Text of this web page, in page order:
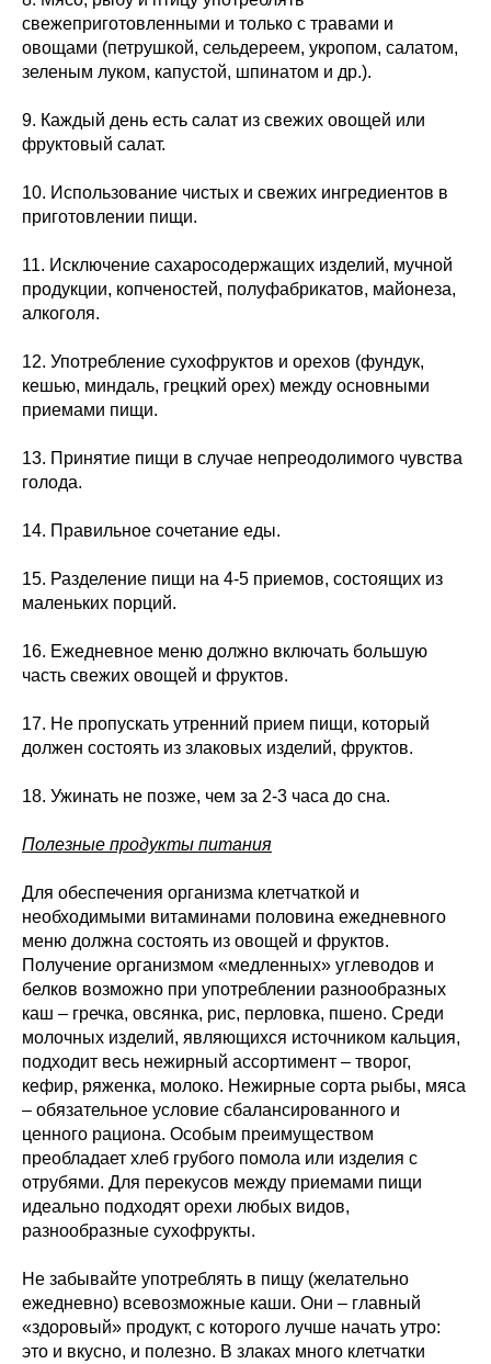
свежеприготовленными и только с травами и
овощами (петрушкой, сельдереем, укропом, салатом,
зеленым луком, капустой, шпинатом и др.).
9. Каждый день есть салат из свежих овощей или
фруктовый салат.
10. Использование чистых и свежих ингредиентов в
приготовлении пищи.
11. Исключение сахаросодержащих изделий, мучной
продукции, копченостей, полуфабрикатов, майонеза,
алкоголя.
12. Употребление сухофруктов и орехов (фундук,
кешью, миндаль, грецкий орех) между основными
приемами пищи.
13. Принятие пищи в случае непреодолимого чувства
голода.
14. Правильное сочетание еды.
15. Разделение пищи на 4-5 приемов, состоящих из
маленьких порций.
16. Ежедневное меню должно включать большую
часть свежих овощей и фруктов.
17. Не пропускать утренний прием пищи, который
должен состоять из злаковых изделий, фруктов.
18. Ужинать не позже, чем за 2-3 часа до сна.
Полезные продукты питания
Для обеспечения организма клетчаткой и
необходимыми витаминами половина ежедневного
меню должна состоять из овощей и фруктов.
Получение организмом «медленных» углеводов и
белков возможно при употреблении разнообразных
каш – гречка, овсянка, рис, перловка, пшено. Среди
молочных изделий, являющихся источником кальция,
подходит весь нежирный ассортимент – творог,
кефир, ряженка, молоко. Нежирные сорта рыбы, мяса
– обязательное условие сбалансированного и
ценного рациона. Особым преимуществом
преобладает хлеб грубого помола или изделия с
отрубями. Для перекусов между приемами пищи
идеально подходят орехи любых видов,
разнообразные сухофрукты.
Не забывайте употреблять в пищу (желательно
ежедневно) всевозможные каши. Они – главный
«здоровый» продукт, с которого лучше начать утро:
это и вкусно, и полезно. В злаках много клетчатки